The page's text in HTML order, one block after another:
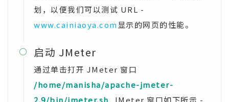
划，以便我们可以测试 URL -
www.cainiaoya.com显示的网页的性能。
 启动 JMeter
通过单击打开 JMeter 窗口
/home/manisha/apache-jmeter-
2.9/bin/jmeter.sh . JMeter 窗口如下所示 -